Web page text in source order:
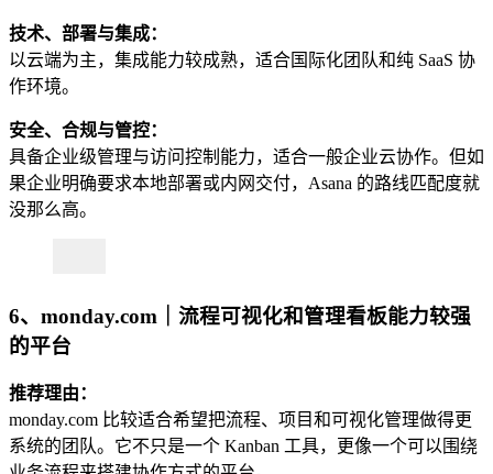
技术、部署与集成：
以云端为主，集成能力较成熟，适合国际化团队和纯 SaaS 协
作环境。
安全、合规与管控：
具备企业级管理与访问控制能力，适合一般企业云协作。但如
果企业明确要求本地部署或内网交付，Asana 的路线匹配度就
没那么高。
6、monday.com｜流程可视化和管理看板能力较强
的平台
推荐理由：
monday.com 比较适合希望把流程、项目和可视化管理做得更
系统的团队。它不只是一个 Kanban 工具，更像一个可以围绕